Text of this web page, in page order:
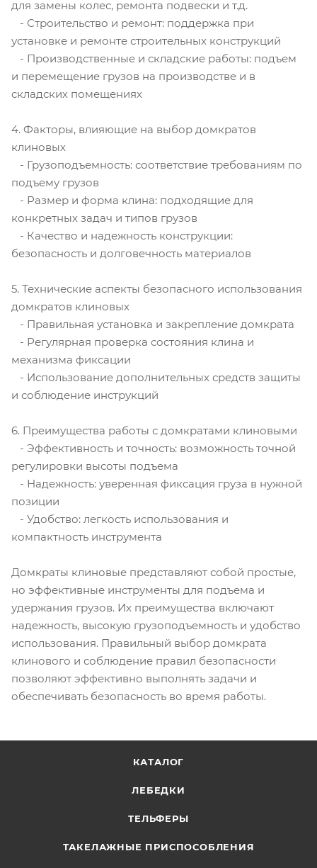
для замены колес, ремонта подвески и т.д.
- Строительство и ремонт: поддержка при
установке и ремонте строительных конструкций
- Производственные и складские работы: подъем
и перемещение грузов на производстве и в
складских помещениях
4. Факторы, влияющие на выбор домкратов
клиновых
- Грузоподъемность: соответствие требованиям по
подъему грузов
- Размер и форма клина: подходящие для
конкретных задач и типов грузов
- Качество и надежность конструкции:
безопасность и долговечность материалов
5. Технические аспекты безопасного использования
домкратов клиновых
- Правильная установка и закрепление домкрата
- Регулярная проверка состояния клина и
механизма фиксации
- Использование дополнительных средств защиты
и соблюдение инструкций
6. Преимущества работы с домкратами клиновыми
- Эффективность и точность: возможность точной
регулировки высоты подъема
- Надежность: уверенная фиксация груза в нужной
позиции
- Удобство: легкость использования и
компактность инструмента
Домкраты клиновые представляют собой простые,
но эффективные инструменты для подъема и
удержания грузов. Их преимущества включают
надежность, высокую грузоподъемность и удобство
использования. Правильный выбор домкрата
клинового и соблюдение правил безопасности
позволяют эффективно выполнять задачи и
обеспечивать безопасность во время работы.
КАТАЛОГ
ЛЕБЕДКИ
ТЕЛЬФЕРЫ
ТАКЕЛАЖНЫЕ ПРИСПОСОБЛЕНИЯ